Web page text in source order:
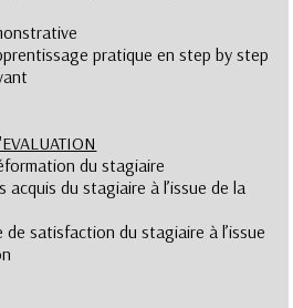
pratique en step by step
du stagiaire
acquis du stagiaire à l’issue de la
de satisfaction du stagiaire à l’issue